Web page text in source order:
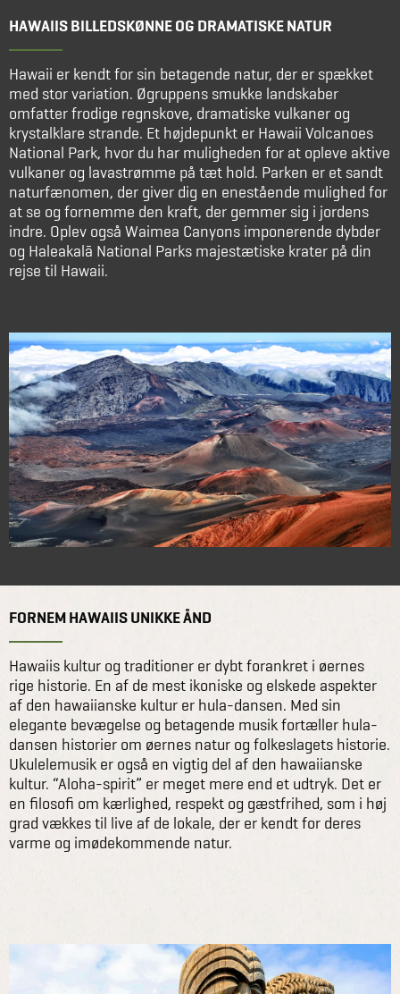
HAWAIIS BILLEDSKØNNE OG DRAMATISKE NATUR
Hawaii er kendt for sin betagende natur, der er spækket
med stor variation. Øgruppens smukke landskaber
omfatter frodige regnskove, dramatiske vulkaner og
krystalklare strande. Et højdepunkt er Hawaii Volcanoes
National Park, hvor du har muligheden for at opleve aktive
vulkaner og lavastrømme på tæt hold. Parken er et sandt
naturfænomen, der giver dig en enestående mulighed for
at se og fornemme den kraft, der gemmer sig i jordens
indre. Oplev også Waimea Canyons imponerende dybder
og Haleakalā National Parks majestætiske krater på din
rejse til Hawaii.
FORNEM HAWAIIS UNIKKE ÅND
Hawaiis kultur og traditioner er dybt forankret i øernes
rige historie. En af de mest ikoniske og elskede aspekter
af den hawaiianske kultur er hula-dansen. Med sin
elegante bevægelse og betagende musik fortæller hula-
dansen historier om øernes natur og folkeslagets historie.
Ukulelemusik er også en vigtig del af den hawaiianske
kultur. “Aloha-spirit” er meget mere end et udtryk. Det er
en filosofi om kærlighed, respekt og gæstfrihed, som i høj
grad vækkes til live af de lokale, der er kendt for deres
varme og imødekommende natur.